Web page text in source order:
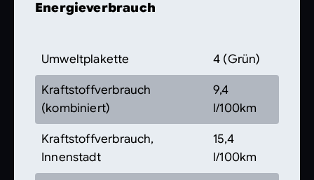
Energieverbrauch
Umweltplakette 4 (Grün)
Kraftstoffverbrauch
(kombiniert)
9,4
l/100km
Kraftstoffverbrauch,
Innenstadt
15,4
l/100km